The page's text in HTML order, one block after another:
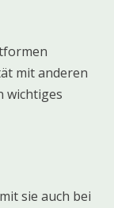
mit anderen
wichtiges
sie auch bei